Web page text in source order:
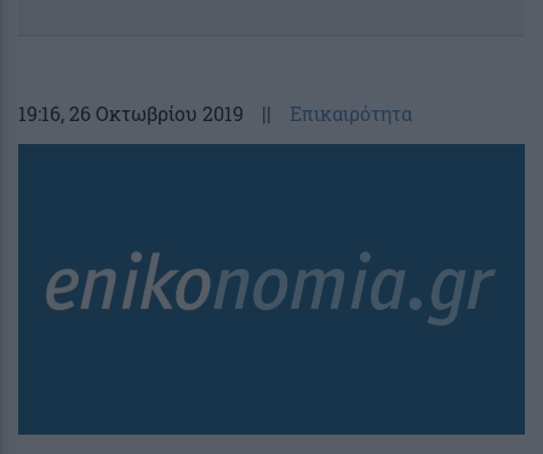
19:16, 26 Οκτωβρίου 2019 || Επικαιρότητα